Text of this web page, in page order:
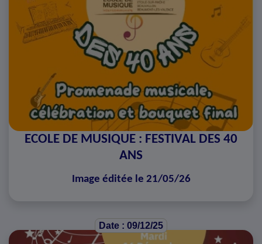
ECOLE DE MUSIQUE : FESTIVAL DES 40
ANS
Image éditée le 21/05/26
Date : 09/12/25